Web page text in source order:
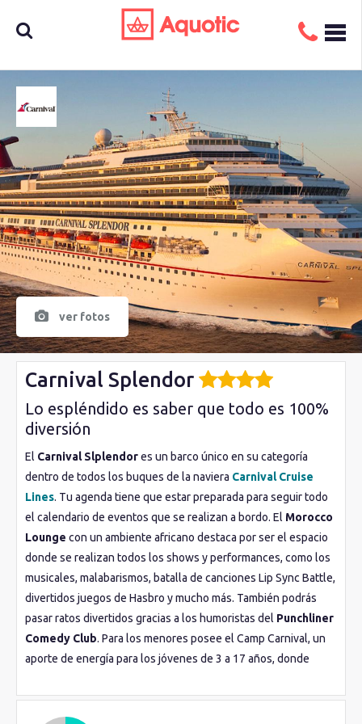
Busca
aquí tu
crucero
ver fotos
Carnival Splendor
Lo espléndido es saber que todo es 100%
diversión
El Carnival Slplendores un barco único en su categoría
dentro de todos los buques de la naviera Carnival Cruise
Lines. Tu agenda tiene que estar preparada para seguir todo
el calendario de eventos que se realizan a bordo. El Morocco
Lounge con un ambiente africano destaca por ser el espacio
donde se realizan todos los shows y performances, como los
musicales, malabarismos, batalla de canciones Lip Sync Battle,
divertidos juegos de Hasbro y mucho más. También podrás
pasar ratos divertidos gracias a los humoristas del Punchliner
Comedy Club. Para los menores posee el Camp Carnival, un
aporte de energía para los jóvenes de 3 a 17 años, donde
En las cubiertas superiores se encuentran las fantásticas
piscinas. los toboganes